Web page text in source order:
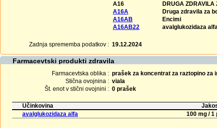
A16
DRUGA ZDRAVILA
A16A
Druga zdravila za
A16AB
Encimi
A16AB22
avalglukozidaza
Zadnja sprememba podatkov : 19.12.2024
Farmacevtski produkti zdravila
Farmacevtska oblika : prašek za koncentrat za raztopino za
Stična ovojnina : viala
Št. enot v stični ovojnini : 0 prašek
Učinkovina
avalglukozidaza alfa
100 mg / 1